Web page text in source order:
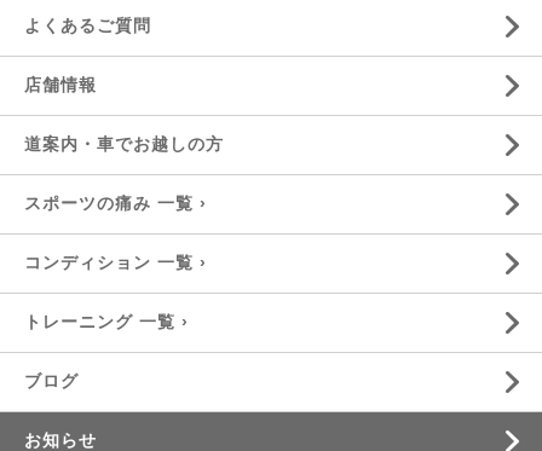
よくあるご質問
店舗情報
道案内・車でお越しの方
スポーツの痛み 一覧 ›
コンディション 一覧 ›
トレーニング 一覧 ›
ブログ
お知らせ